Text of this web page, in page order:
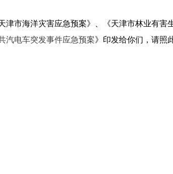
津市海洋灾害应急预案》、《天津市林业有
汽电车突发事件应急预案》印发给你们，请照